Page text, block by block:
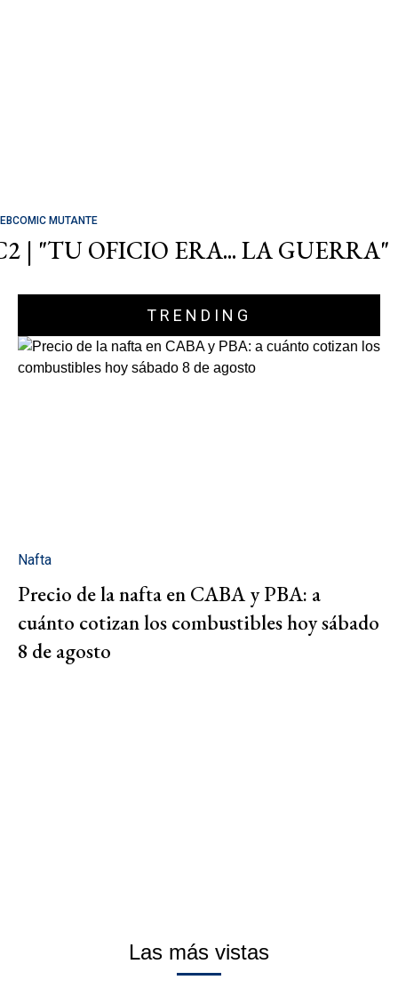
MUTANTE
| "TU OFICIO ERA... LA GUERRA"
TRENDING
Nafta
Precio de la nafta en CABA y PBA: a
cuánto cotizan los combustibles hoy sábado
8 de agosto
Las más vistas